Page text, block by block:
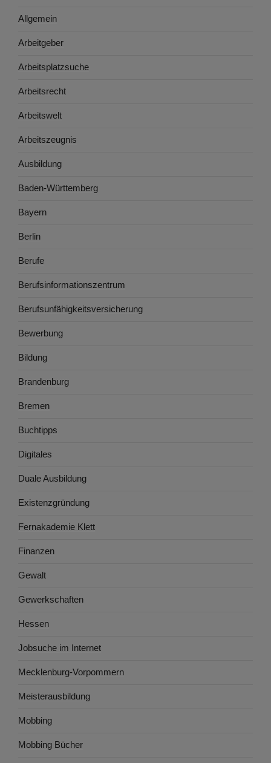
Allgemein
Arbeitgeber
Arbeitsplatzsuche
Arbeitsrecht
Arbeitswelt
Arbeitszeugnis
Ausbildung
Baden-Württemberg
Bayern
Berlin
Berufe
Berufsinformationszentrum
Berufsunfähigkeitsversicherung
Bewerbung
Bildung
Brandenburg
Bremen
Buchtipps
Digitales
Duale Ausbildung
Existenzgründung
Fernakademie Klett
Finanzen
Gewalt
Gewerkschaften
Hessen
Jobsuche im Internet
Mecklenburg-Vorpommern
Meisterausbildung
Mobbing
Mobbing Bücher